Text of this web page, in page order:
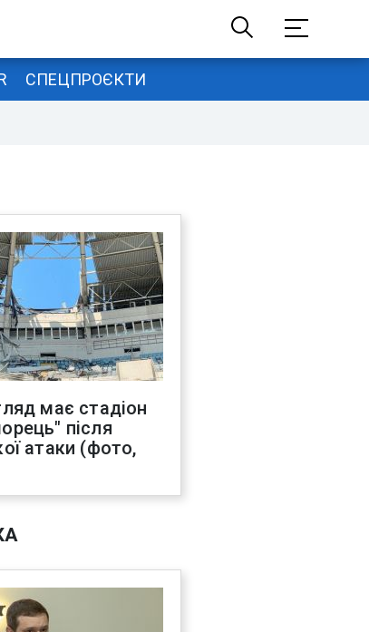
СПЕЦПРОЄКТИ
має стадіон
після
атаки (фото,